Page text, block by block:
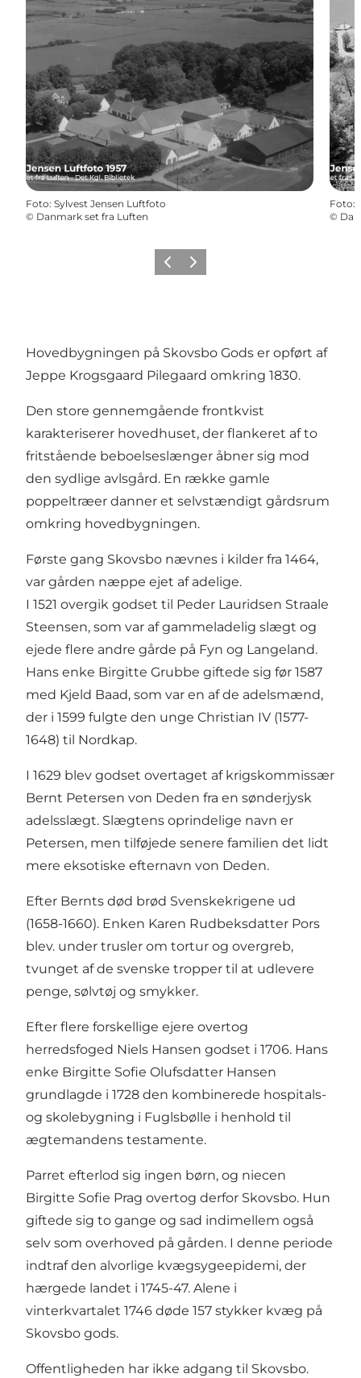
Foto: Sylvest Jensen Luftfoto
© Danmark set fra Luften
Foto:
©
ForrigeNæste
Hovedbygningen på Skovsbo Gods er opført af
Jeppe Krogsgaard Pilegaard omkring 1830.
Den store gennemgående frontkvist
karakteriserer hovedhuset, der flankeret af to
fritstående beboelseslænger åbner sig mod
den sydlige avlsgård. En række gamle
poppeltræer danner et selvstændigt gårdsrum
omkring hovedbygningen.
Første gang Skovsbo nævnes i kilder fra 1464,
var gården næppe ejet af adelige.
I 1521 overgik godset til Peder Lauridsen Straale
Steensen, som var af gammeladelig slægt og
ejede flere andre gårde på Fyn og Langeland.
Hans enke Birgitte Grubbe giftede sig før 1587
med Kjeld Baad, som var en af de adelsmænd,
der i 1599 fulgte den unge Christian IV (1577-
1648) til Nordkap.
I 1629 blev godset overtaget af krigskommissær
Bernt Petersen von Deden fra en sønderjysk
adelsslægt. Slægtens oprindelige navn er
Petersen, men tilføjede senere familien det lidt
mere eksotiske efternavn von Deden.
Efter Bernts død brød Svenskekrigene ud
(1658-1660). Enken Karen Rudbeksdatter Pors
blev. under trusler om tortur og overgreb,
tvunget af de svenske tropper til at udlevere
penge, sølvtøj og smykker.
Efter flere forskellige ejere overtog
herredsfoged Niels Hansen godset i 1706. Hans
enke Birgitte Sofie Olufsdatter Hansen
grundlagde i 1728 den kombinerede hospitals-
og skolebygning i Fuglsbølle i henhold til
ægtemandens testamente.
Parret efterlod sig ingen børn, og niecen
Birgitte Sofie Prag overtog derfor Skovsbo. Hun
giftede sig to gange og sad indimellem også
selv som overhoved på gården. I denne periode
indtraf den alvorlige kvægsygeepidemi, der
hærgede landet i 1745-47. Alene i
vinterkvartalet 1746 døde 157 stykker kvæg på
Skovsbo gods.
Offentligheden har ikke adgang til Skovsbo.